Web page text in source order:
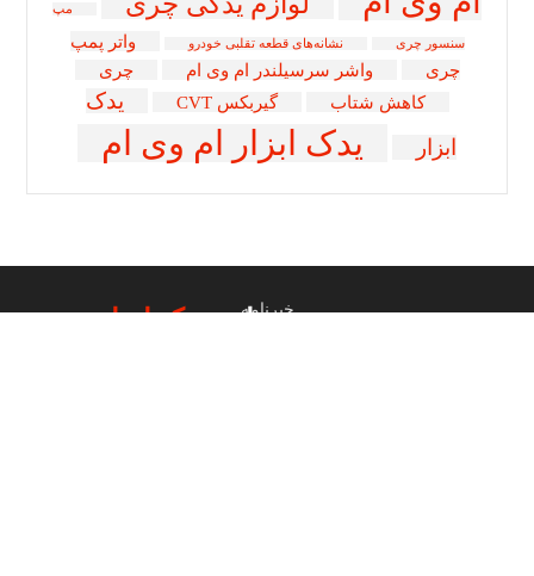
مپ
سنسور چری نشانه‌های قطعه تقلبی خودرو
واتر پمپ
چری
واشر سرسیلندر ام وی ام
چری
کاهش شتاب
گیربکس CVT
یدک
ابزار
یدک ابزار ام وی ام
خبرنامه
عضویت در خبرنامهیدک ابزار